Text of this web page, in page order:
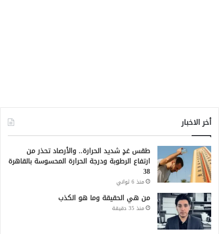
أخر الاخبار
طقس غدٍ شديد الحرارة.. والأرصاد تحذر من
ارتفاع الرطوبة ودرجة الحرارة المحسوسة بالقاهرة
38
منذ 6 ثواني
من هي الحقيقة وما هو الكذب
منذ 35 دقيقة